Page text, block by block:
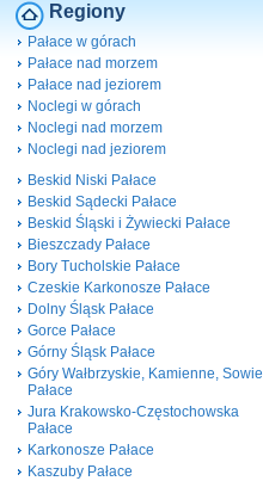
Regiony
Pałace w górach
Pałace nad morzem
Pałace nad jeziorem
Noclegi w górach
Noclegi nad morzem
Noclegi nad jeziorem
Beskid Niski Pałace
Beskid Sądecki Pałace
Beskid Śląski i Żywiecki Pałace
Bieszczady Pałace
Bory Tucholskie Pałace
Czeskie Karkonosze Pałace
Dolny Śląsk Pałace
Gorce Pałace
Górny Śląsk Pałace
Góry Wałbrzyskie, Kamienne, Sowie
Pałace
Jura Krakowsko-Częstochowska
Pałace
Karkonosze Pałace
Kaszuby Pałace